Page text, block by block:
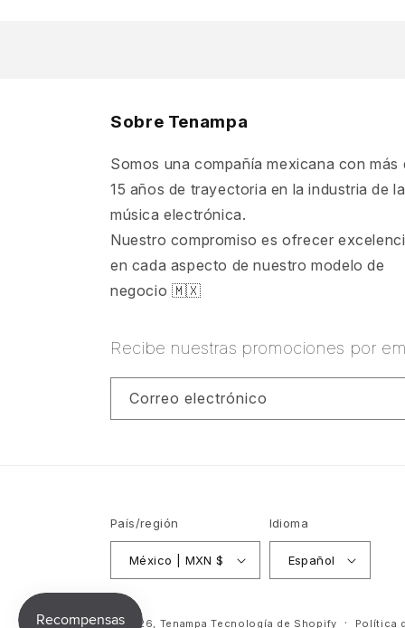
Sobre Tenampa
Somos una compañía mexicana con más
15 años de trayectoria en la industria de la
música electrónica.
Nuestro compromiso es ofrecer
en cada aspecto de nuestro modelo de
negocio 🇲🇽
Recibe nuestras promociones por
Correo electrónico
País/región
México | MXN $
Idioma
Español
© 2026, Tenampa Tecnología de Shopify Política